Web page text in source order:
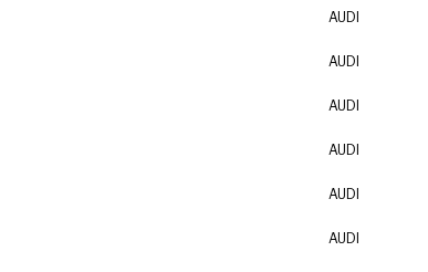
AUDI
AUDI
AUDI
AUDI
AUDI
AUDI